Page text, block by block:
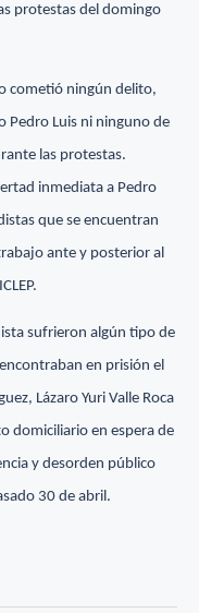
protestas del domingo
cometió ningún delito,
Pedro Luis ni ninguno de
las protestas.
inmediata a Pedro
que se encuentran
ante y posterior al
sufrieron algún tipo de
en prisión el
Lázaro Yuri Valle Roca
domiciliario en espera de
y desorden público
30 de abril.